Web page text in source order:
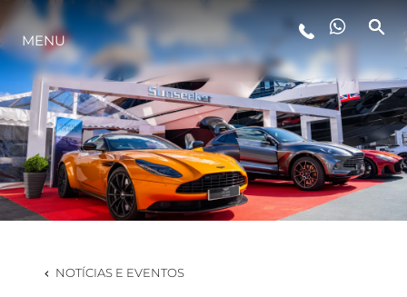
ESTILO DE VIDA
INOVAÇÃO
EMPRESA
EQUIPE
MENU
NOTÍCIAS E EVENTOS